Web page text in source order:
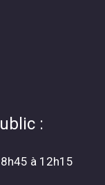
:
à 12h15